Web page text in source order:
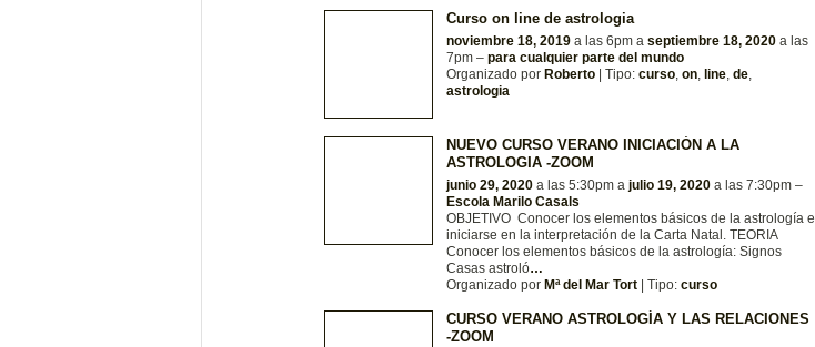
Curso on line de astrologia
noviembre 18, 2019 a las 6pm a septiembre 18, 2020 a las
7pm – para cualquier parte del mundo
Organizado por Roberto | Tipo: curso, on, line, de,
astrologia
NUEVO CURSO VERANO INICIACIÓN A LA
ASTROLOGIA -ZOOM
junio 29, 2020 a las 5:30pm a julio 19, 2020 a las 7:30pm –
Escola Marilo Casals
OBJETIVO Conocer los elementos básicos de la astrología e
iniciarse en la interpretación de la Carta Natal. TEORIA
Conocer los elementos básicos de la astrología: Signos
Casas astroló…
Organizado por Mª del Mar Tort | Tipo: curso
CURSO VERANO ASTROLOGÍA Y LAS RELACIONES
-ZOOM